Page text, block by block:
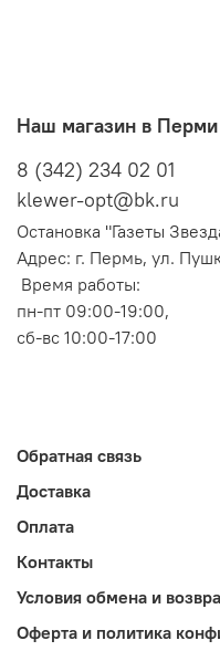
Наш магазин в Перми
8 (342) 234 02 01
klewer-opt@bk.ru
Остановка "Газеты
Адрес: г. Пермь, ул.
Время работы:
пн-пт 09:00-19:00,
сб-вс 10:00-17:00
Обратная связь
Доставка
Оплата
Контакты
Условия обмена и
Оферта и политика